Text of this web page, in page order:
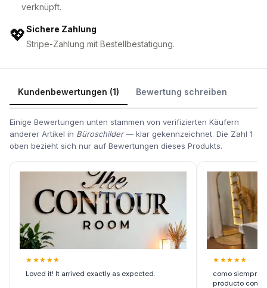
verknüpft.
💖Sichere Zahlung
Stripe-Zahlung mit Bestellbestätigung.
Kundenbewertungen (1) Bewertung schreiben
Einige Bewertungen unten stammen von verifizierten Käufern
anderer Artikel in Büroschilder— klar gekennzeichnet. Die Zahl 1
oben bezieht sich nur auf Bewertungen dieses Produkts.
★ ★★ ★★
Loved it! It arrived exactly as expected.
★ ★★ ★★
como siempre
producto con